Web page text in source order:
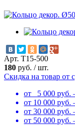
Арт. Т15-500
180 руб. /шт.
Скидка на товар от
от 5 000
от 10 000
от 30 000
от 50 000